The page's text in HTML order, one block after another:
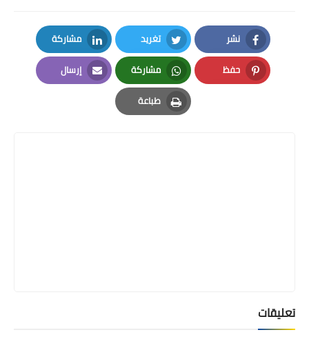
نشر
Facebook
تغريد
Twitter
مشاركة
LinkedIn
حفظ
Pinterest
مشاركة
Whatsapp
إرسال
Email
طباعة
Print
تعليقات